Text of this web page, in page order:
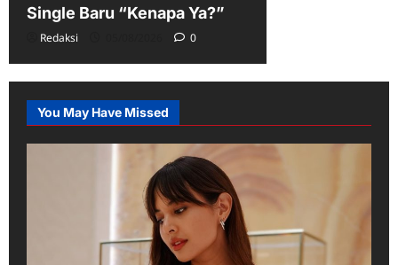
Single Baru “Kenapa Ya?”
Redaksi 0
You May Have Missed